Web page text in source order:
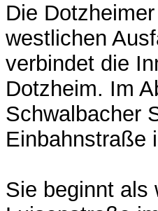
Die
westlichen
verbindet die
Dotzheim. Im
Schwalbacher
Einbahnstraße
Sie beginnt als